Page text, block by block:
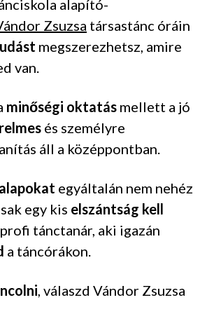
alapító-
Zsuzsa társastánc óráin
megszerezhetsz, amire
van.
minőségi oktatás mellett a jó
és személyre
áll a középpontban.
egyáltalán nem nehéz
egy kis elszántság kell
profi tánctanár, aki igazán
a táncórákon.
, válaszd Vándor Zsuzsa